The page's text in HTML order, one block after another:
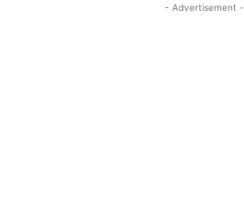
- Advertisement -